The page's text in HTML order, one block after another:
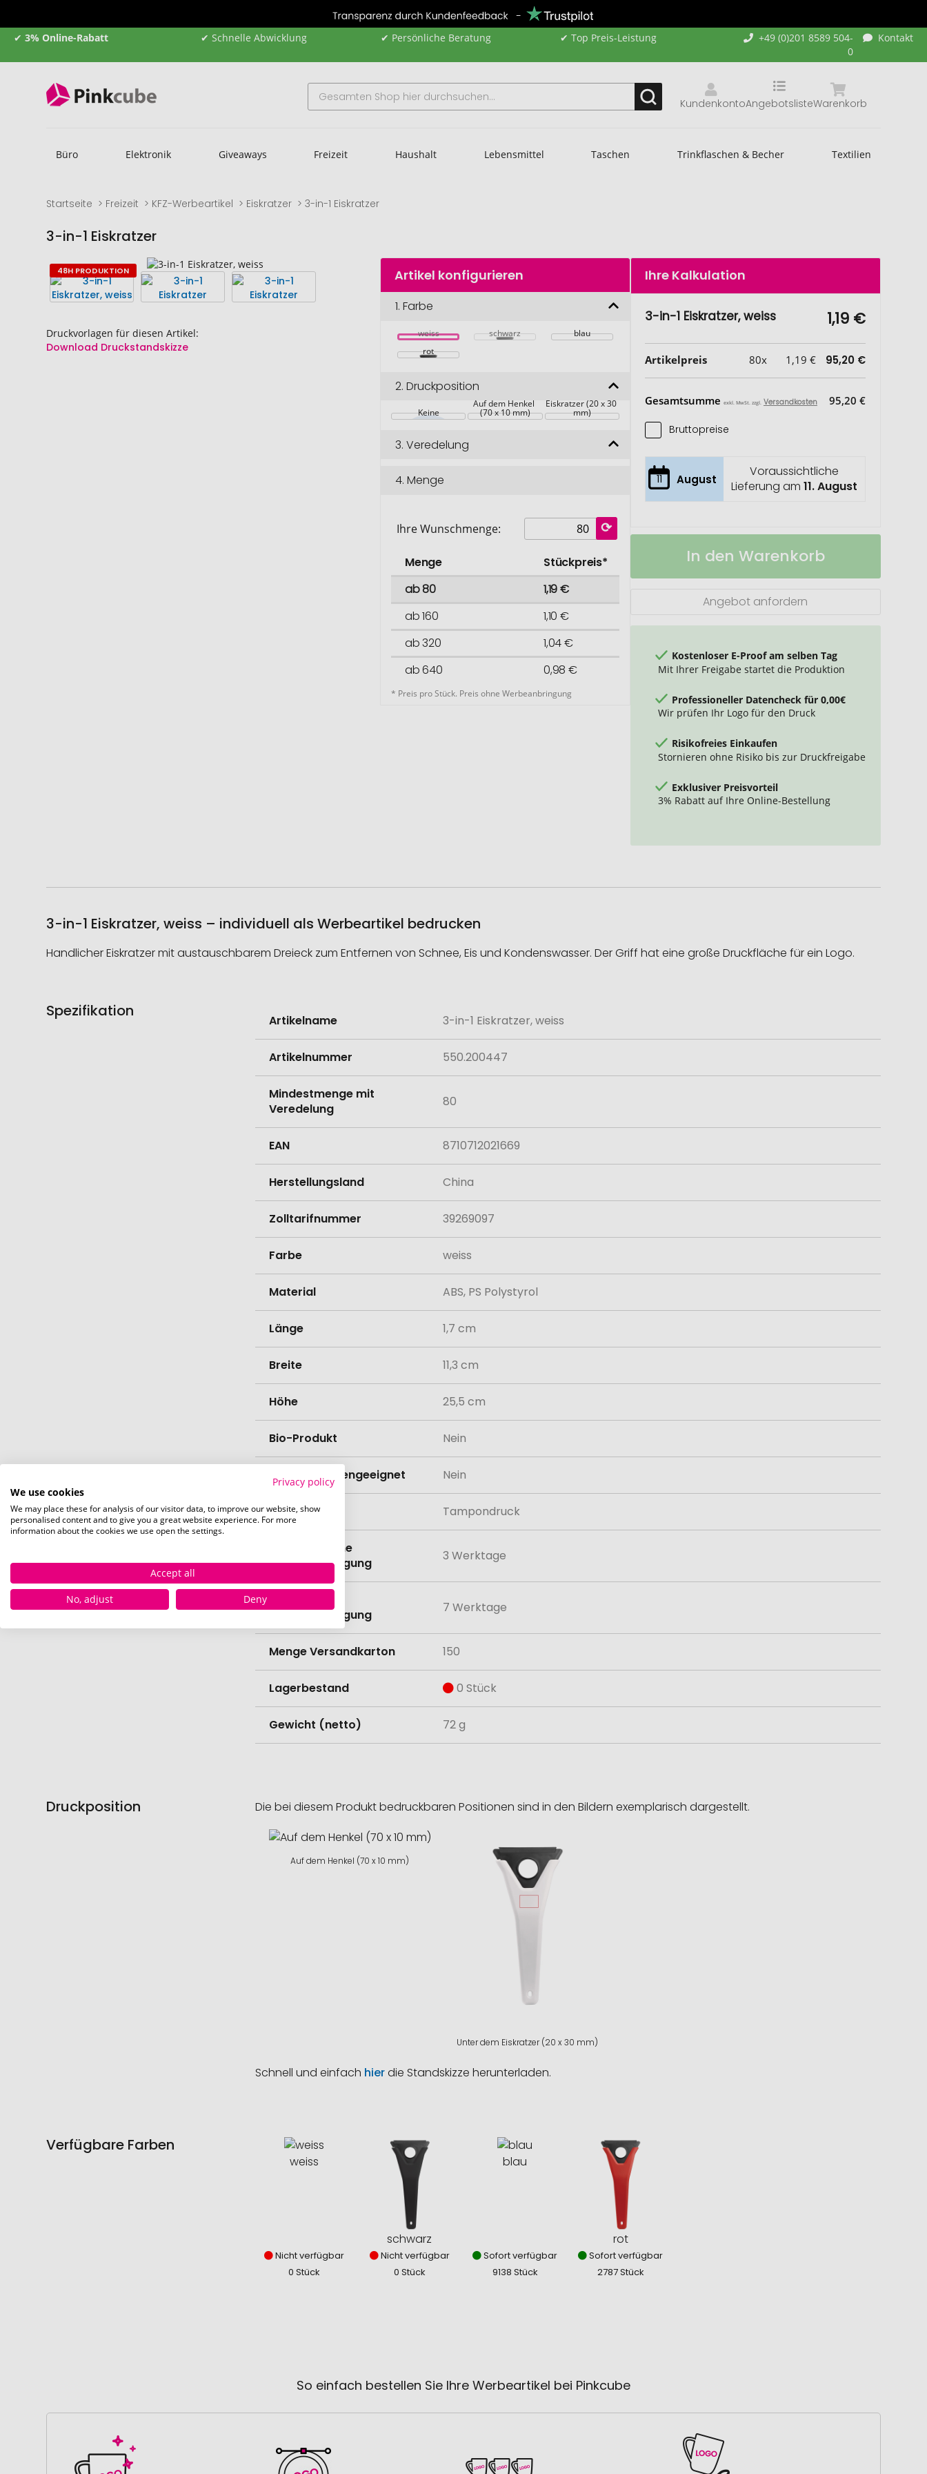
✔ 3% Online-Rabatt ✔ Schnelle Abwicklung ✔ Persönliche Beratung ✔ Top Preis-Leistung
+49 (0)201 8589 504-
0
Kontakt
Kundenkonto Warenkorb
Angebotsliste
Büro Elektronik Giveaways Freizeit Haushalt Lebensmittel Taschen Trinkflaschen & Becher Textilien
Startseite Freizeit KFZ-Werbeartikel Eiskratzer 3-in-1 Eiskratzer
3-in-1 Eiskratzer
Zum
Ende
der
Bildgalerie
Druckvorlagen für diesen Artikel:
Download Druckstandskizze
Zum
Anfang
der
Bildgalerie
48H PRODUKTION Artikel konfigurieren
1.Farbe
weiss schwarz
blau
rot
2.Druckposition
Keine
Auf dem Henkel
(70 x 10 mm)
Eiskratzer (20 x 30
mm)
3.Veredelung
4.Menge
Ihre Wunschmenge:
Menge
Stückpreis*
ab 80
1,19 €
ab 160
1,10 €
ab 320
1,04 €
ab 640
0,98 €
* Preis pro Stück. Preis ohne Werbeanbringung
Ihre Kalkulation
3-in-1 Eiskratzer, weiss 1,19 €
Artikelpreis 80x 1,19 € 95,20 €
Gesamtsumme exkl. MwSt. zzgl. Versandkosten 95,20 €
Bruttopreise
11 August
Voraussichtliche
Lieferung am 11. August
3-
Eiskratzer
Auf
In den Warenkorb
Angebot anfordern
Kostenloser E-Proof am selben Tag
Mit Ihrer Freigabe startet die Produktion
Professioneller Datencheck für 0,00€
Wir prüfen Ihr Logo für den Druck
Risikofreies Einkaufen
Stornieren ohne Risiko bis zur Druckfreigabe
Exklusiver Preisvorteil
3% Rabatt auf Ihre Online-Bestellung
3-in-1 Eiskratzer, weiss – individuell als Werbeartikel bedrucken
Handlicher Eiskratzer mit austauschbarem Dreieck zum Entfernen von Schnee, Eis und Kondenswasser. Der Griff hat eine große Druckfläche für ein Logo.
Spezifikation
Informationen
Artikelname 3-in-1 Eiskratzer, weiss
Artikelnummer 550.200447
Mindestmenge mit
Veredelung
80
EAN 8710712021669
Herstellungsland China
Zolltarifnummer 39269097
Farbe weiss
Material ABS, PS Polystyrol
Länge 1,7 cm
Breite 11,3 cm
Höhe 25,5 cm
Bio-Produkt Nein
Spülmaschinengeeignet Nein
Veredelung Tampondruck
Lieferzeit ohne
Werbeanbringung
3 Werktage
Werbeanbringung
7 Werktage
Menge Versandkarton 150
Lagerbestand 0 Stück
Gewicht (netto) 72 g
Druckposition Die bei diesem Produkt bedruckbaren Positionen sind in den Bildern exemplarisch dargestellt.
Auf dem Henkel (70 x 10 mm)
Unter dem Eiskratzer (20 x 30 mm)
Schnell und einfach hierdie Standskizze herunterladen.
Verfügbare Farben
weiss
Nicht verfügbar
0 Stück
schwarz
Nicht verfügbar
0 Stück
blau
Sofort verfügbar
9138 Stück
rot
Sofort verfügbar
2787 Stück
So einfach bestellen Sie Ihre Werbeartikel bei Pinkcube
Privacy policy
We use cookies
We may place these for analysis of our visitor data, to improve our website, show
personalised content and to give you a great website experience. For more
information about the cookies we use open the settings.
Accept all
No, adjust
Deny